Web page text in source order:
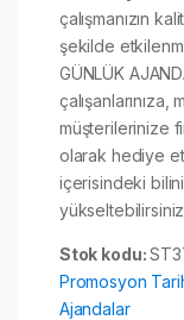
çalışmanızın
şekilde
GÜNLÜK
müşterilerinize
olarak hediye
içerisindeki
Stok kodu:
Promosyon
Ajandalar